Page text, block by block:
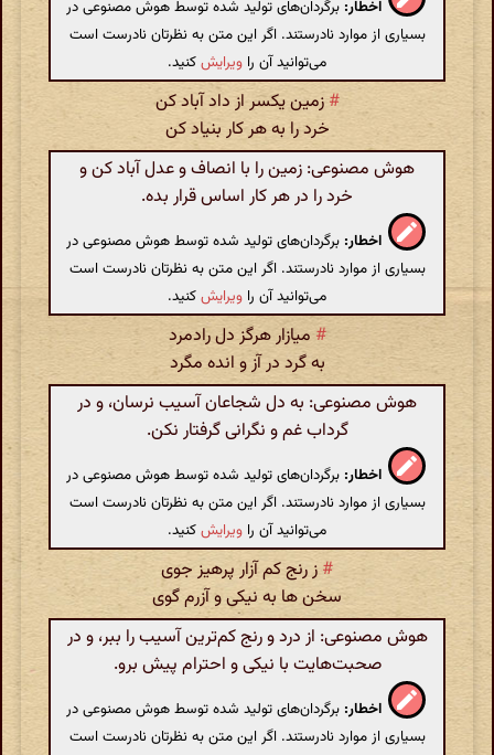
اخطار: برگردان‌های تولید شده توسط هوش مصنوعی در
بسیاری از موارد نادرستند. اگر این متن به نظرتان نادرست است
می‌توانید آن را ویرایشکنید.
# زمین یکسر از داد آباد کن
خرد را به هر کار بنیاد کن
هوش مصنوعی: زمین را با انصاف و عدل آباد کن و
خرد را در هر کار اساس قرار بده.
اخطار: برگردان‌های تولید شده توسط هوش مصنوعی در
بسیاری از موارد نادرستند. اگر این متن به نظرتان نادرست است
می‌توانید آن را ویرایشکنید.
# میازار هرگز دل رادمرد
به گرد در آز و انده مگرد
هوش مصنوعی: به دل شجاعان آسیب نرسان، و در
گرداب غم و نگرانی گرفتار نکن.
اخطار: برگردان‌های تولید شده توسط هوش مصنوعی در
بسیاری از موارد نادرستند. اگر این متن به نظرتان نادرست است
می‌توانید آن را ویرایشکنید.
# ز رنج کم آزار پرهیز جوی
سخن ها به نیکی و آزرم گوی
هوش مصنوعی: از درد و رنج کم‌ترین آسیب را ببر، و در
صحبت‌هایت با نیکی و احترام پیش برو.
اخطار: برگردان‌های تولید شده توسط هوش مصنوعی در
بسیاری از موارد نادرستند. اگر این متن به نظرتان نادرست است